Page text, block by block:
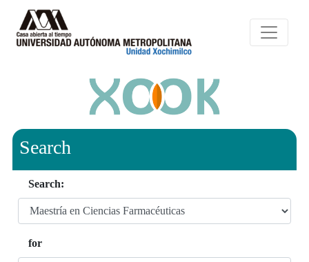
Search
Search:
for